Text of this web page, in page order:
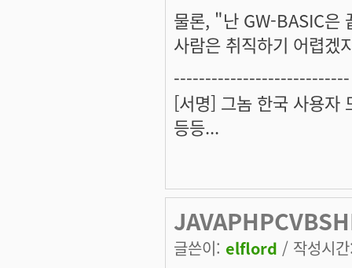
물론, "난 GW-BASIC은
사람은 취직하기 어렵겠
----------------------------
[서명] 그놈 한국 사용자
등등...
글쓴이: elflord / 작성시